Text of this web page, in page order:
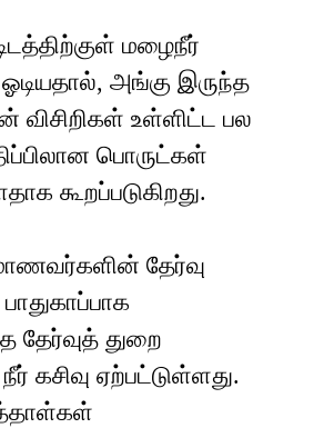
மழைநீர்
ஓடியதால், அங்கு இருந்த
விசிறிகள் உள்ளிட்ட பல
பொருட்கள்
கூறப்படுகிறது.
தேர்வு
தேர்வுத் துறை
கசிவு ஏற்பட்டுள்ளது.